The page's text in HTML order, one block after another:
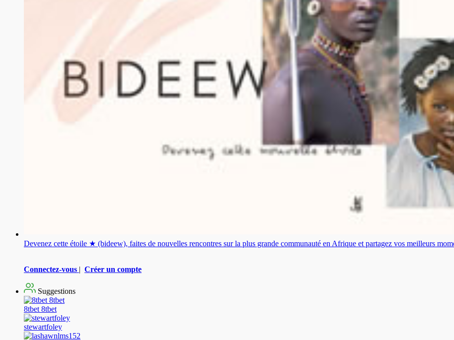
Devenez cette étoile ★ (bideew), faites de nouvelles rencontres sur la plus grande communauté en Afrique et partagez vos meilleurs
Connectez-vous | Créer un compte
Suggestions
8tbet 8tbet
stewartfoley